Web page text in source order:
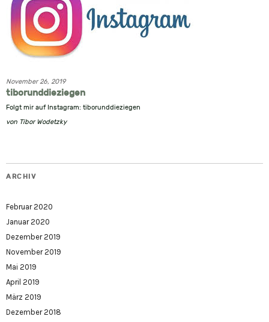
November 26, 2019
tiborunddieziegen
Folgt mir auf Instagram: tiborunddieziegen
von Tibor Wodetzky
ARCHIV
Februar 2020
Januar 2020
Dezember 2019
November 2019
Mai 2019
April 2019
März 2019
Dezember 2018